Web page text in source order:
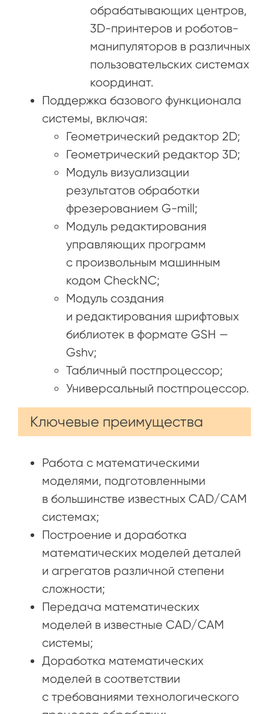
обрабатывающих центров,
3D-принтеров и роботов-
манипуляторов в различных
пользовательских системах
координат.
Поддержка базового функционала
системы, включая:
Геометрический редактор 2D;
Геометрический редактор 3D;
Модуль визуализации
результатов обработки
фрезерованием G-mill;
Модуль редактирования
управляющих программ
с произвольным машинным
кодом CheckNC;
Модуль создания
и редактирования шрифтовых
библиотек в формате GSH —
Gshv;
Табличный постпроцессор;
Универсальный постпроцессор.
Ключевые преимущества
Работа с математическими
моделями, подготовленными
в большинстве известных CAD/CAM
системах;
Построение и доработка
математических моделей деталей
и агрегатов различной степени
сложности;
Передача математических
моделей в известные CAD/CAM
системы;
Доработка математических
моделей в соответствии
с требованиями технологического